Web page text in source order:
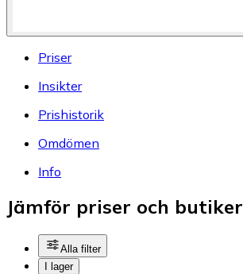
Priser
Insikter
Prishistorik
Omdömen
Info
Jämför priser och butiker
Alla filter
I lager